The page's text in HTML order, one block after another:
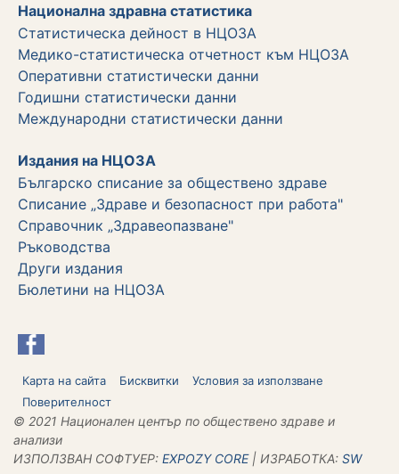
Национална здравна статистика
Статистическа дейност в НЦОЗА
Медико-статистическа отчетност към НЦОЗА
Оперативни статистически данни
Годишни статистически данни
Международни статистически данни
Издания на НЦОЗА
Българско списание за обществено здраве
Списание „Здраве и безопасност при работа"
Справочник „Здравеопазване"
Ръководства
Други издания
Бюлетини на НЦОЗА
Карта на сайта Бисквитки
Условия за използване
Поверителност
© 2021 Национален център по обществено здраве и
анализи
ИЗПОЛЗВАН СОФТУЕР: ЕХPOZY CORE| ИЗРАБОТКА: SW